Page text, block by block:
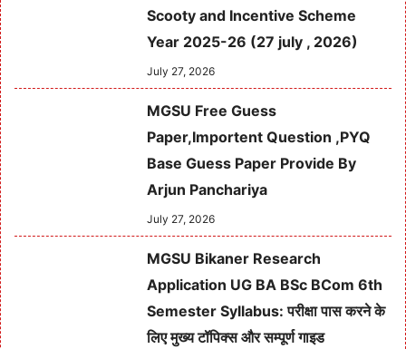
Scooty and Incentive Scheme
Year 2025-26 (27 july , 2026)
July 27, 2026
MGSU Free Guess
Paper,Importent Question ,PYQ
Base Guess Paper Provide By
Arjun Panchariya
July 27, 2026
MGSU Bikaner Research
Application UG BA BSc BCom 6th
Semester Syllabus: परीक्षा पास करने के
लिए मुख्य टॉपिक्स और सम्पूर्ण गाइड